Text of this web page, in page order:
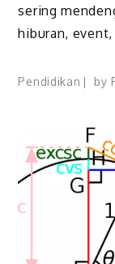
sering
hiburan,
Pendidikan by